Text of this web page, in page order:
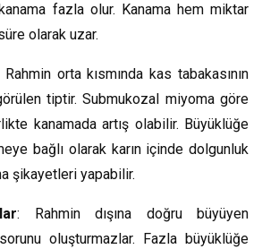
fazla olur. Kanama hem miktar
olarak uzar.
Rahmin orta kısmında kas tabakasının
tiptir. Submukozal miyoma göre
kanamada artış olabilir. Büyüklüğe
bağlı olarak karın içinde dolgunluk
şikayetleri yapabilir.
: Rahmin dışına doğru büyüyen
oluşturmazlar. Fazla büyüklüğe